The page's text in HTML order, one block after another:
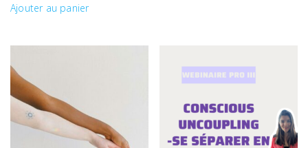
Ajouter au panier